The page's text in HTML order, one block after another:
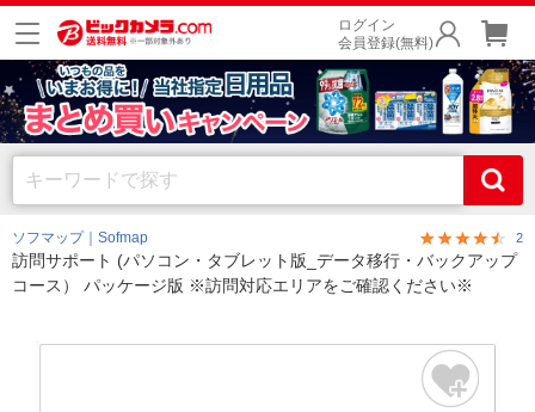
ログイン
会員登録(無料)
ソフマップ｜Sofmap 2
訪問サポート (パソコン・タブレット版_データ移行・バックアップ
コース） パッケージ版 ※訪問対応エリアをご確認ください※